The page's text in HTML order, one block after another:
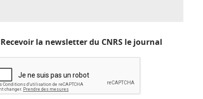
Recevoir la newsletter du CNRS le journal